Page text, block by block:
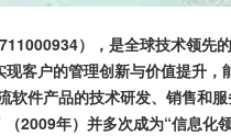
），是全球技术领先
客户的管理创新与价值提升，
件产品的技术研发、销售和
2009年）并多次成为“信息化